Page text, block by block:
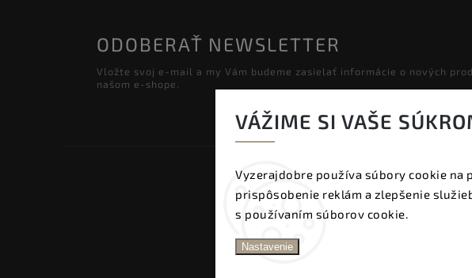
VÁŽIME SI VAŠE
Vyzerajdobre používa súbory cookie na
prispôsobenie reklám a zlepšenie
s používaním súborov cookie.
Nastavenie
ODOBERAŤ NEWSLETTER
Vložte svoj e-mail a my Vám budeme zasielať informácie o nových
našom e-shope.
Copyright 2026